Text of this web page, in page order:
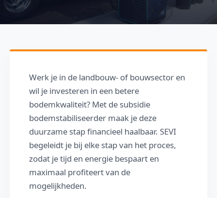
Werk je in de landbouw- of bouwsector en
wil je investeren in een betere
bodemkwaliteit? Met de subsidie
bodemstabiliseerder maak je deze
duurzame stap financieel haalbaar. SEVI
begeleidt je bij elke stap van het proces,
zodat je tijd en energie bespaart en
maximaal profiteert van de
mogelijkheden.